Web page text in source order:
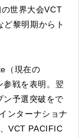
世界大会VCT
黎明期からト
（現在の
戦を表明。翌
予選突破をで
ンターナショナ
VCT PACIFIC